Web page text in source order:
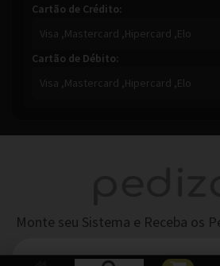
Cartão de Crédito:
Visa ,Mastercard ,Hipercard ,Elo
Cartão de Débito:
Visa ,Mastercard ,Hipercard ,Elo
Monte seu Sistema e Receba os
TENHA UM SISTEMA